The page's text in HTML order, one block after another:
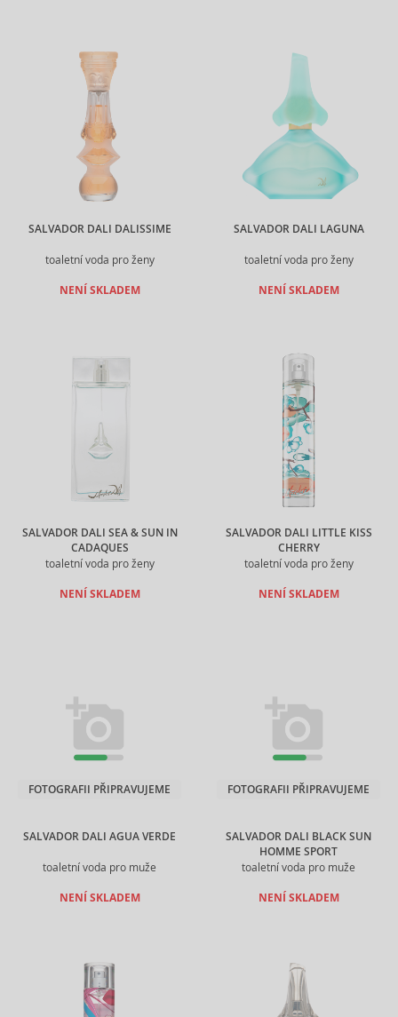
SALVADOR DALI DALISSIME
toaletní voda pro ženy
NENÍ SKLADEM
SALVADOR DALI LAGUNA
toaletní voda pro ženy
NENÍ SKLADEM
SALVADOR DALI SEA & SUN IN
CADAQUES
toaletní voda pro ženy
NENÍ SKLADEM
SALVADOR DALI LITTLE KISS
CHERRY
toaletní voda pro ženy
NENÍ SKLADEM
SALVADOR DALI AGUA VERDE
toaletní voda pro muže
FOTOGRAFII PŘIPRAVUJEME
NENÍ SKLADEM
SALVADOR DALI BLACK SUN
HOMME SPORT
toaletní voda pro muže
FOTOGRAFII PŘIPRAVUJEME
NENÍ SKLADEM